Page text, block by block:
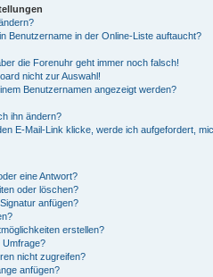
Benutzername in der Online-Liste auftaucht?
die Forenuhr geht immer noch falsch!
nicht zur Auswahl!
Benutzernamen angezeigt werden?
ihn ändern?
E-Mail-Link klicke, werde ich aufgefordert,
eine Antwort?
oder löschen?
anfügen?
erstellen?
Umfrage?
nicht zugreifen?
anfügen?